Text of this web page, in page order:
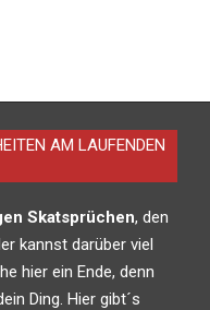
AM LAUFENDEN
Skatsprüchen, den
kannst darüber viel
hier ein Ende, denn
Ding. Hier gibt´s